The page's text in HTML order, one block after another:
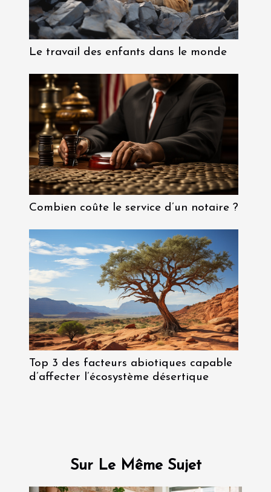
Le travail des enfants dans le monde
Combien coûte le service d’un notaire ?
Top 3 des facteurs abiotiques capable
d’affecter l’écosystème désertique
Sur Le Même Sujet